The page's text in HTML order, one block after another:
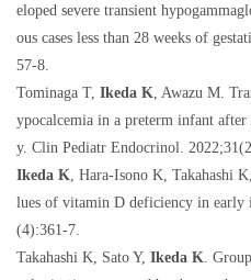
eloped severe transient
ous cases less than 28 weeks of
57-8.
Tominaga T, Ikeda K, Awazu M.
ypocalcemia in a preterm infant
y. Clin Pediatr Endocrinol.
Ikeda K, Hara-Isono K, Takahashi
lues of vitamin D deficiency in early
(4):361-7.
Takahashi K, Sato Y, Ikeda K.